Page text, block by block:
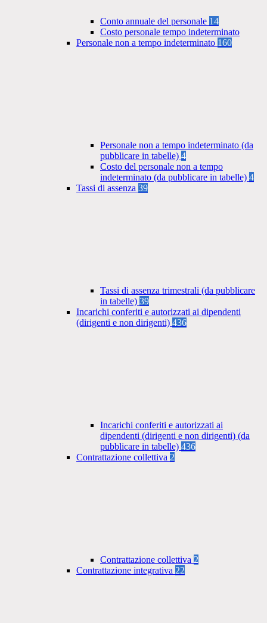
Conto annuale del personale 14
Costo personale tempo indeterminato
Personale non a tempo indeterminato 160
Personale non a tempo indeterminato (da
pubblicare in tabelle) 4
Costo del personale non a tempo
indeterminato (da pubblicare in tabelle) 4
Tassi di assenza 39
Tassi di assenza trimestrali (da pubblicare
in tabelle) 39
Incarichi conferiti e autorizzati ai dipendenti
(dirigenti e non dirigenti) 436
Incarichi conferiti e autorizzati ai
dipendenti (dirigenti e non dirigenti) (da
pubblicare in tabelle) 436
Contrattazione collettiva 2
Contrattazione collettiva 2
Contrattazione integrativa 22